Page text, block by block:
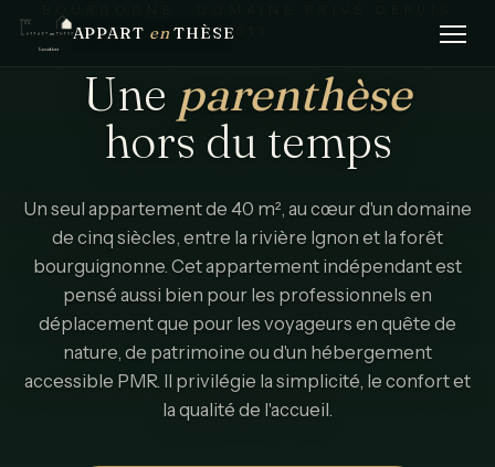
APPART en THÈSE1511
Une parenthèse
hors du temps
Un seul appartement de 40 m², au cœur d'un domaine
de cinq siècles, entre la rivière Ignon et la forêt
bourguignonne. Cet appartement indépendant est
pensé aussi bien pour les professionnels en
déplacement que pour les voyageurs en quête de
nature, de patrimoine ou d'un hébergement
accessible PMR. Il privilégie la simplicité, le confort et
la qualité de l'accueil.